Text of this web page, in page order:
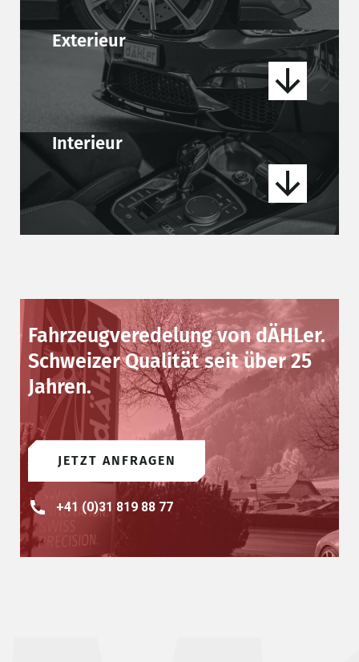
Exterieur
Interieur
Fahrzeugveredelung von dÄHLer.
Schweizer Qualität seit über 25
Jahren.
JETZT ANFRAGEN
+41 (0)31 819 88 77